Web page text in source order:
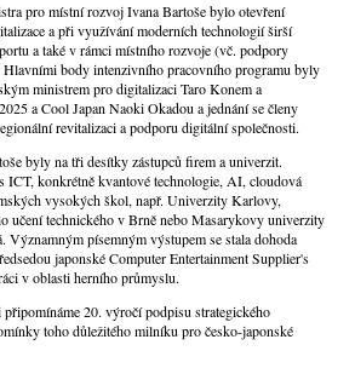
pro místní rozvoj Ivana Bartoše bylo otevření
a při využívání moderních technologií širší
a také v rámci místního rozvoje (vč. podpory
body intenzivního pracovního programu byly
ministrem pro digitalizaci Taro Konem a
a Cool Japan Naoki Okadou a jednání se členy
revitalizaci a podporu digitální společnosti.
byly na tři desítky zástupců firem a univerzit.
ICT, konkrétně kvantové technologie, AI, cloudová
vysokých škol, např. Univerzity Karlovy,
učení technického v Brně nebo Masarykovy univerzity
písemným výstupem se stala dohoda
japonské Computer Entertainment Supplier's
v oblasti herního průmyslu.
20. výročí podpisu strategického
toho důležitého milníku pro česko-japonské